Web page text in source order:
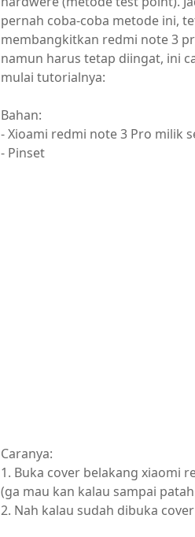
pernah coba-coba metode ini,
membangkitkan redmi note 3
namun harus tetap diingat, ini
mulai tutorialnya:
Bahan:
- Xioami redmi note 3 Pro milik
- Pinset
Caranya:
1. Buka cover belakang xiaomi
(ga mau kan kalau sampai
2. Nah kalau sudah dibuka